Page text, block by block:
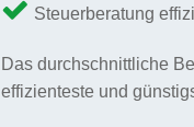
Steuerberatung
Das durchschnittliche
effizienteste und